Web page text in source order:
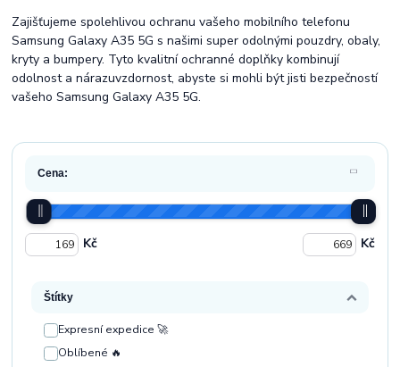
Zajišťujeme spolehlivou ochranu vašeho mobilního telefonu
Samsung Galaxy A35 5G s našimi super odolnými pouzdry, obaly,
kryty a bumpery. Tyto kvalitní ochranné doplňky kombinují
odolnost a nárazuvzdornost, abyste si mohli být jisti bezpečností
vašeho Samsung Galaxy A35 5G.
Cena:
Kč Kč
Štítky
Expresní expedice 🚀
Oblíbené 🔥